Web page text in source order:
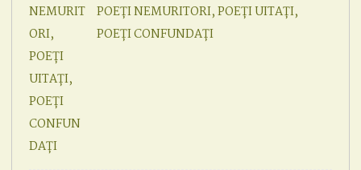
POEȚI NEMURITORI, POEȚI UITAȚI,
POEȚI CONFUNDAȚI